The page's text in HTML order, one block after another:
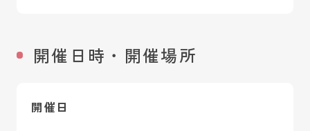
開催日時・開催場所
開催日